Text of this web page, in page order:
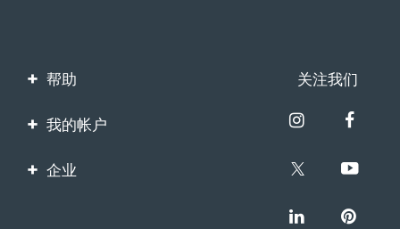
帮助
联系我们
保修与退换货
关注我们
我的帐户
产品注册
企业